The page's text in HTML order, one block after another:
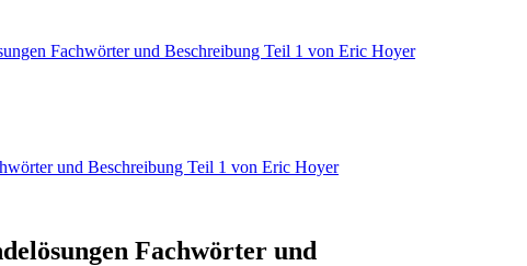
Fachwörter und Beschreibung Teil 1 von Eric Hoyer
und Beschreibung Teil 1 von Eric Hoyer
Fachwörter und